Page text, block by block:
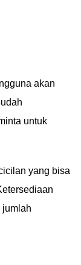
akan
untuk
yang bisa
jumlah